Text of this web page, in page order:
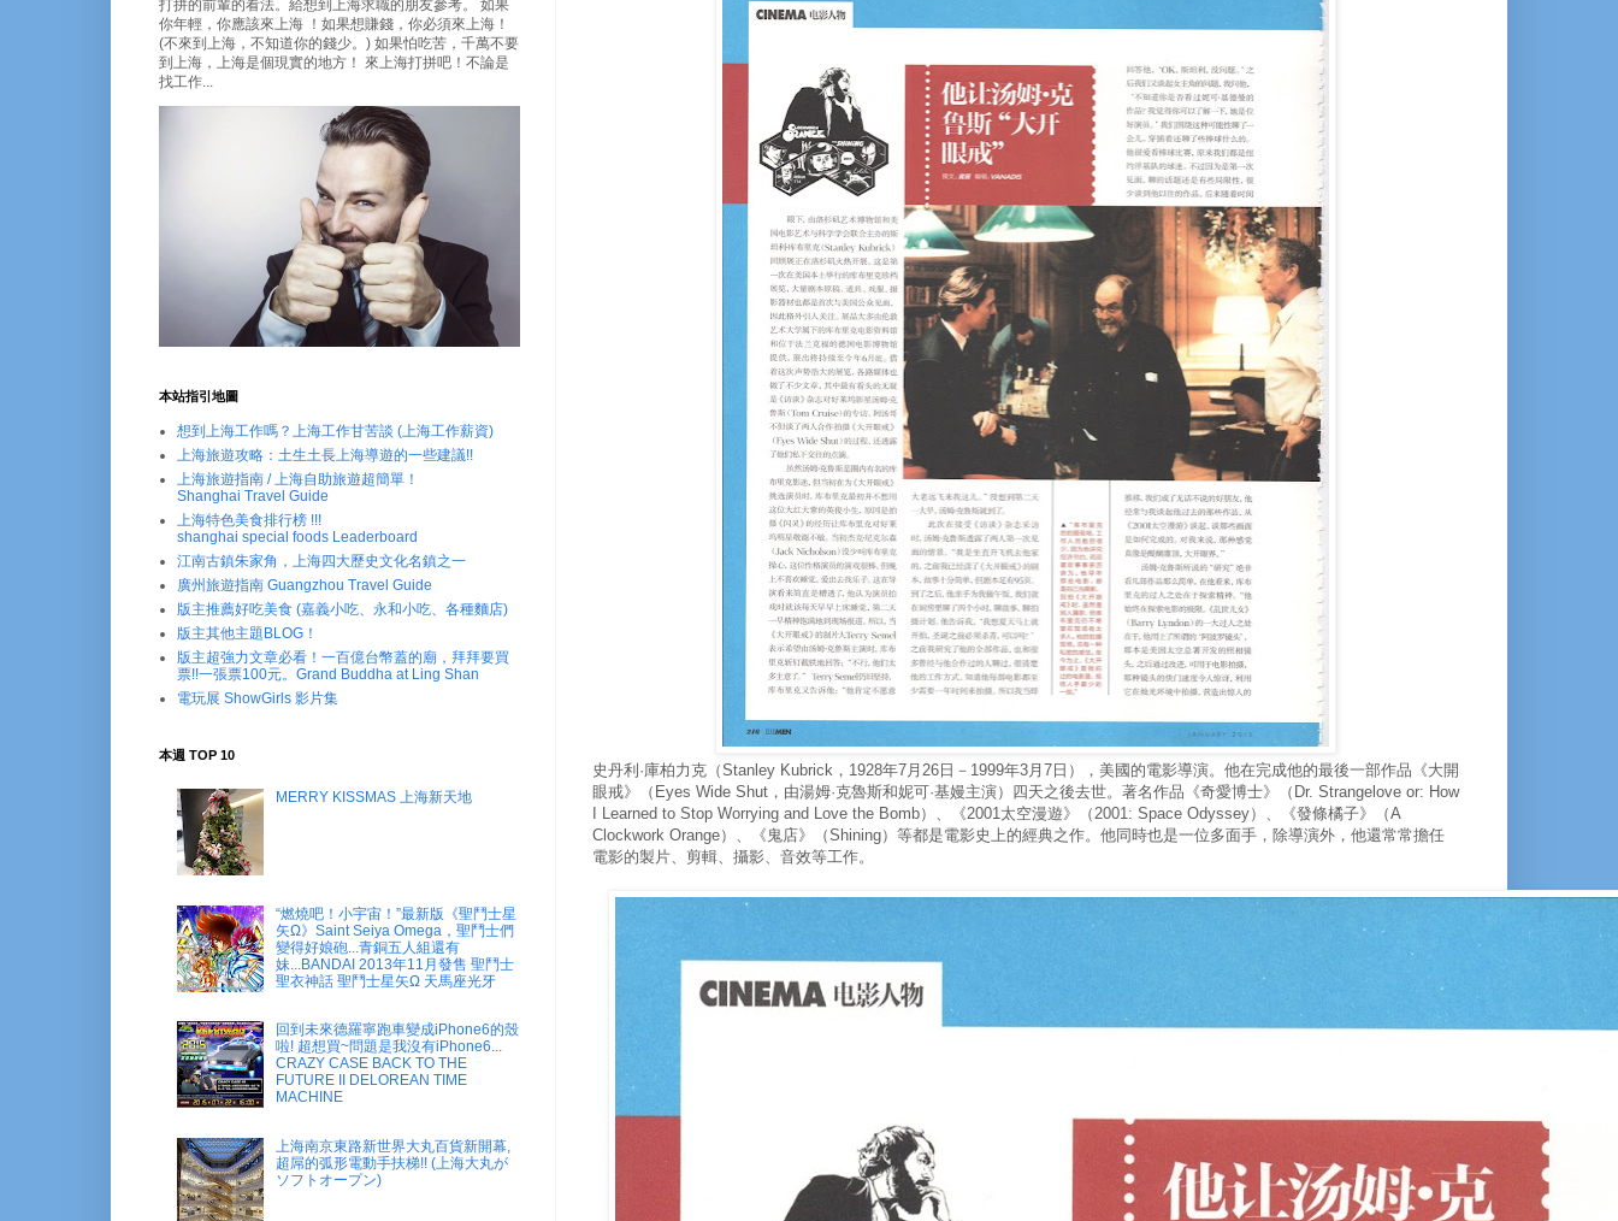
史丹利·庫柏力克（Stanley Kubrick，1928年7月26日－1999年3月7日），美國的電影導演。他在完成他的最後一部作品《大開
眼戒》（Eyes Wide Shut，由湯姆·克魯斯和妮可·基嫚主演）四天之後去世。著名作品《奇愛博士》（Dr. Strangelove or: How
I Learned to Stop Worrying and Love the Bomb）、《2001太空漫遊》（2001: Space Odyssey）、《發條橘子》（A
Clockwork Orange）、《鬼店》（Shining）等都是電影史上的經典之作。他同時也是一位多面手，除導演外，他還常常擔任
電影的製片、剪輯、攝影、音效等工作。
打拼的前輩的看法。給想到上海求職的朋友參考。 如果
你年輕，你應該來上海 ！如果想賺錢，你必須來上海！
(不來到上海，不知道你的錢少。) 如果怕吃苦，千萬不要
到上海，上海是個現實的地方！ 來上海打拼吧！不論是
找工作...
本站指引地圖
想到上海工作嗎？上海工作甘苦談 (上海工作薪資)
上海旅遊攻略：土生土長上海導遊的一些建議!!
上海旅遊指南 / 上海自助旅遊超簡單！
Shanghai Travel Guide
上海特色美食排行榜 !!!
shanghai special foods Leaderboard
江南古鎮朱家角，上海四大歷史文化名鎮之一
廣州旅遊指南 Guangzhou Travel Guide
版主推薦好吃美食 (嘉義小吃、永和小吃、各種麵店)
版主其他主題BLOG！
版主超強力文章必看！一百億台幣蓋的廟，拜拜要買
票!!一張票100元。Grand Buddha at Ling Shan
電玩展 ShowGirls 影片集
本週 TOP 10
MERRY KISSMAS 上海新天地
“燃燒吧！小宇宙！”最新版《聖鬥士星
矢Ω》Saint Seiya Omega，聖鬥士們
變得好娘砲...青銅五人組還有
妹...BANDAI 2013年11月發售 聖鬥士
聖衣神話 聖鬥士星矢Ω 天馬座光牙
回到未來德羅寧跑車變成iPhone6的殼
啦! 超想買~問題是我沒有iPhone6...
CRAZY CASE BACK TO THE
FUTURE II DELOREAN TIME
MACHINE
上海南京東路新世界大丸百貨新開幕,
超屌的弧形電動手扶梯!! (上海大丸が
ソフトオープン)